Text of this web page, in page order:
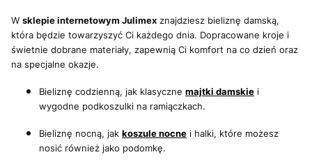
W sklepie internetowym Julimex znajdziesz bieliznę damską,
która będzie towarzyszyć Ci każdego dnia. Dopracowane kroje i
świetnie dobrane materiały, zapewnią Ci komfort na co dzień oraz
na specjalne okazje.
Bieliznę codzienną, jak klasyczne majtki damskie i
wygodne podkoszulki na ramiączkach.
Bieliznę nocną, jak koszule nocne i halki, które możesz
nosić również jako podomkę.